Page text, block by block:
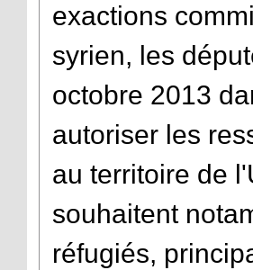
exactions
syrien, les
octobre 2013
autoriser les
au territoire de
souhaitent
réfugiés,